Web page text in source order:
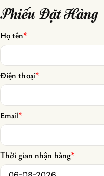
Phiếu Đặt Hàng
Họ tên*
Điện thoại*
Email*
Thời gian nhận hàng*
Date*